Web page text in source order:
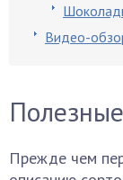
Видео-
Прежде чем